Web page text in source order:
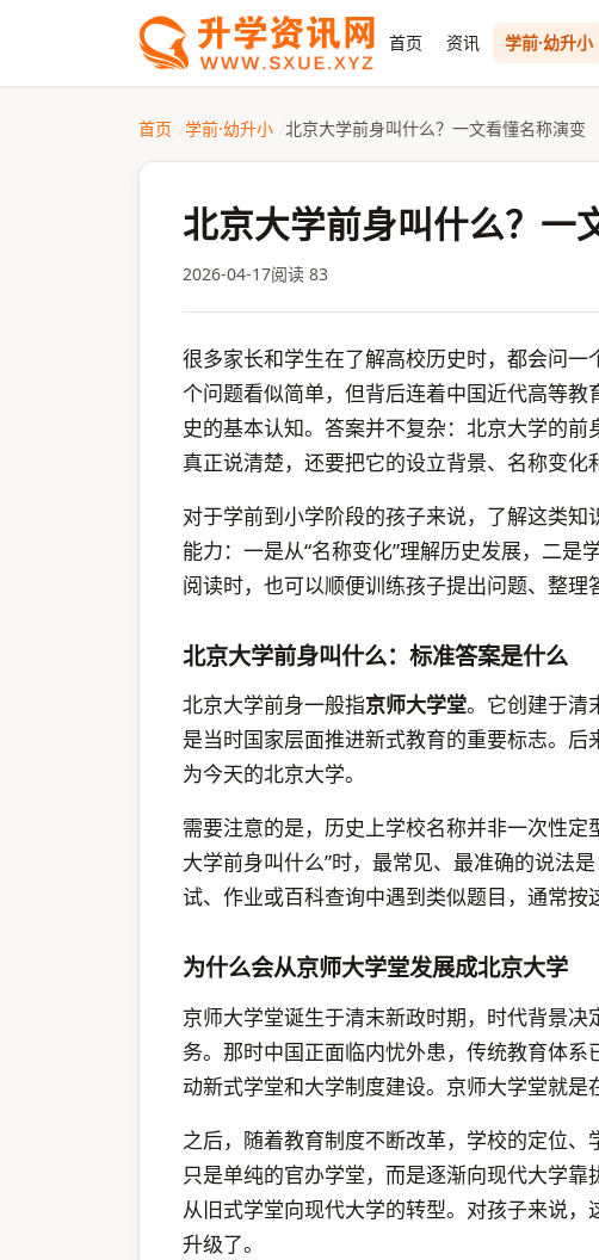
首页 资讯 学前·幼升小
首页 学前·幼升小 北京大学前身叫什么？一文看懂名称演变
北京大学前身叫什么？一
2026-04-17阅读 83
很多家长和学生在了解高校历史时，都会问一
个问题看似简单，但背后连着中国近代高等
史的基本认知。答案并不复杂：北京大学的前
真正说清楚，还要把它的设立背景、名称变化
对于学前到小学阶段的孩子来说，了解这类
能力：一是从“名称变化”理解历史发展，二
阅读时，也可以顺便训练孩子提出问题、整理
北京大学前身叫什么：标准答案是什么
北京大学前身一般指京师大学堂。它创建于清
是当时国家层面推进新式教育的重要标志。
为今天的北京大学。
需要注意的是，历史上学校名称并非一次性
大学前身叫什么”时，最常见、最准确的说法是
试、作业或百科查询中遇到类似题目，通常按
为什么会从京师大学堂发展成北京大学
京师大学堂诞生于清末新政时期，时代背景决
务。那时中国正面临内忧外患，传统教育体
动新式学堂和大学制度建设。京师大学堂就是
之后，随着教育制度不断改革，学校的定位
只是单纯的官办学堂，而是逐渐向现代大学
从旧式学堂向现代大学的转型。对孩子来说，
升级了。